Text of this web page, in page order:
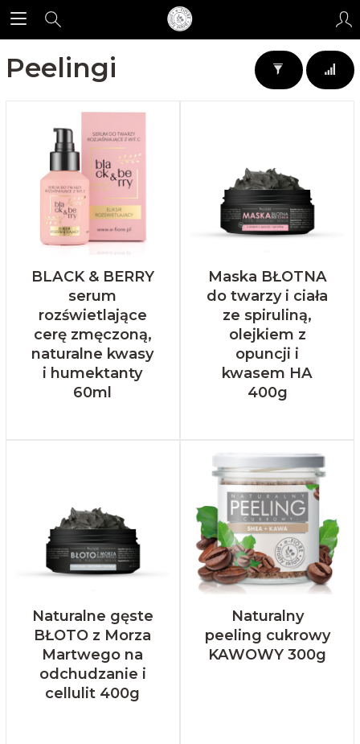
Peelingi
BLACK & BERRY
serum
rozświetlające
cerę zmęczoną,
naturalne kwasy
i humektanty
60ml
Maska BŁOTNA
do twarzy i ciała
ze spiruliną,
olejkiem z
opuncji i
kwasem HA
400g
Naturalne gęste
BŁOTO z Morza
Martwego na
odchudzanie i
cellulit 400g
Naturalny
peeling cukrowy
KAWOWY 300g